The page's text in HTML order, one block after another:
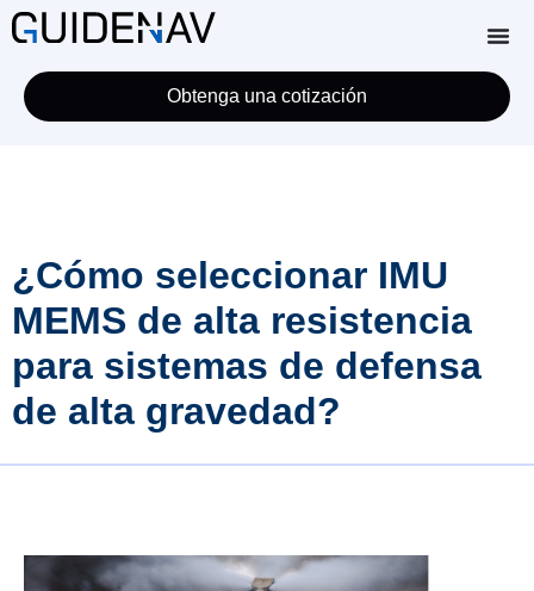
Obtenga una cotización
¿Cómo seleccionar IMU
MEMS de alta resistencia
para sistemas de defensa
de alta gravedad?